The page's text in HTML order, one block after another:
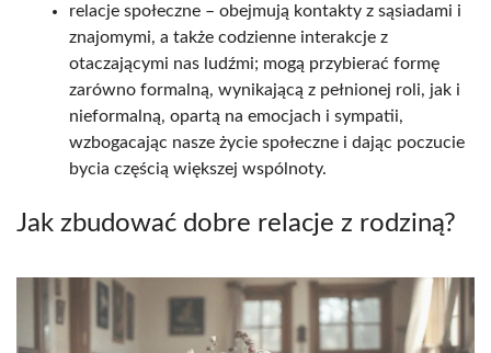
relacje społeczne – obejmują kontakty z sąsiadami i
znajomymi, a także codzienne interakcje z
otaczającymi nas ludźmi; mogą przybierać formę
zarówno formalną, wynikającą z pełnionej roli, jak i
nieformalną, opartą na emocjach i sympatii,
wzbogacając nasze życie społeczne i dając poczucie
bycia częścią większej wspólnoty.
Jak zbudować dobre relacje z rodziną?